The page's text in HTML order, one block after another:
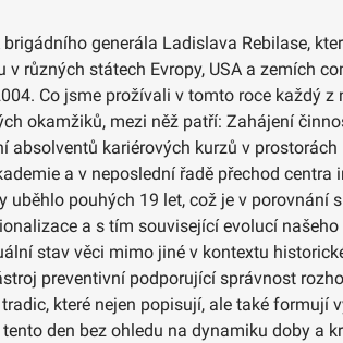
generála Ladislava Rebilase,
různých státech Evropy, USA a zemích
Co jsme prožívali v tomto roce každý
okamžiků, mezi něž patří: Zahájení
kariérových kurzů v
a v neposlední řadě přechod
pouhých 19 let, což je v porovnání
a s tím související evolucí
stav věci mimo jiné v kontextu
preventivní podporující správnost
které nejen popisují, ale také
den bez ohledu na dynamiku doby a